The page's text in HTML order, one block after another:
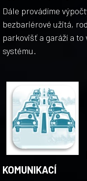
Dále provádíme
bezbariérové užitá,
parkovišť a garáží a
systému.
KOMUNIKACÍ